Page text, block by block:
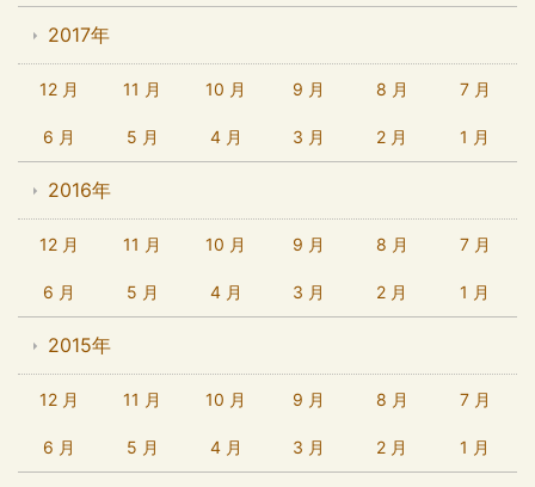
2017年
12 月 11 月 10 月 9 月 8 月 7 月
6 月 5 月 4 月 3 月 2 月 1 月
2016年
12 月 11 月 10 月 9 月 8 月 7 月
6 月 5 月 4 月 3 月 2 月 1 月
2015年
12 月 11 月 10 月 9 月 8 月 7 月
6 月 5 月 4 月 3 月 2 月 1 月